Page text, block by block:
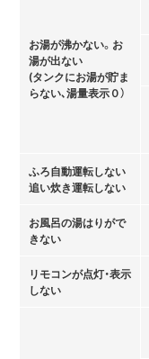
お湯が沸かない。お
湯が出ない
(タンクにお湯が貯ま
らない､湯量表示０）
ふろ自動運転しない
追い炊き運転しない
お風呂の湯はりがで
きない
リモコンが点灯・表示
しない